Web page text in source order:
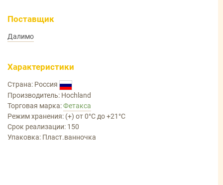
Поставщик
Далимо
Характеристики
Страна: Россия
Производитель: Hochland
Торговая марка:Фетакса
Режим хранения: (+) от 0°С до +21°С
Срок реализации: 150
Упаковка: Пласт.ванночка